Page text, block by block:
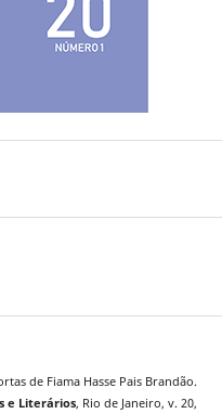
de Fiama Hasse Pais Brandão.
e Literários, Rio de Janeiro, v. 20,